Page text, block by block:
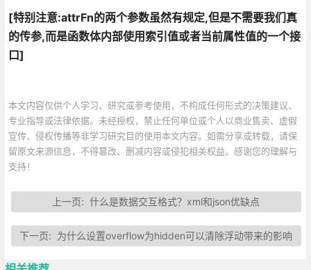
[特别注意:attrFn的两个参数虽然有规定,但是不需要我们真
的传参,而是函数体内部使用索引值或者当前属性值的一个接
口]
本文内容仅供个人学习、研究或参考使用，不构成任何形式的决策建议、
专业指导或法律依据。未经授权，禁止任何单位或个人以商业售卖、虚假
宣传、侵权传播等非学习研究目的使用本文内容。如需分享或转载，请保
留原文来源信息，不得篡改、删减内容或侵犯相关权益。感谢您的理解与
支持！
上一页:什么是数据交互格式？xml和json优缺点
下一页: 为什么设置overflow为hidden可以清除浮动带来的影响